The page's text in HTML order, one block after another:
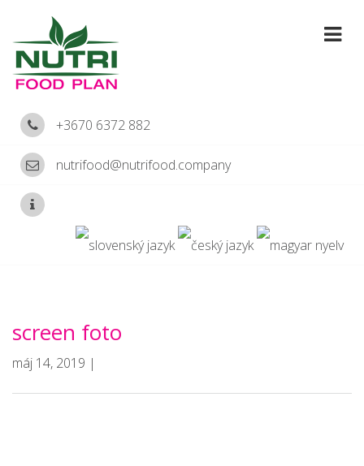
+3670 6372 882
nutrifood@nutrifood.company
screen foto
máj 14, 2019 |